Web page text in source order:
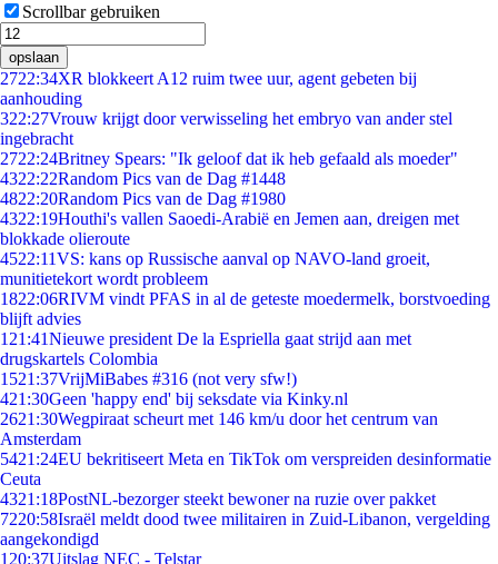
Scrollbar gebruiken
opslaan
2722:34XR blokkeert A12 ruim twee uur, agent gebeten bij
aanhouding
322:27Vrouw krijgt door verwisseling het embryo van ander stel
ingebracht
2722:24Britney Spears: "Ik geloof dat ik heb gefaald als moeder"
4322:22Random Pics van de Dag #1448
4822:20Random Pics van de Dag #1980
4322:19Houthi's vallen Saoedi-Arabië en Jemen aan, dreigen met
blokkade olieroute
4522:11VS: kans op Russische aanval op NAVO-land groeit,
munitietekort wordt probleem
1822:06RIVM vindt PFAS in al de geteste moedermelk, borstvoeding
blijft advies
1 21:41Nieuwe president De la Espriella gaat strijd aan met
drugskartels Colombia
1521:37VrijMiBabes #316 (not very sfw!)
421:30Geen 'happy end' bij seksdate via Kinky.nl
2621:30Wegpiraat scheurt met 146 km/u door het centrum van
Amsterdam
5421:24EU bekritiseert Meta en TikTok om verspreiden desinformatie
Ceuta
4321:18PostNL-bezorger steekt bewoner na ruzie over pakket
7220:58Israël meldt dood twee militairen in Zuid-Libanon, vergelding
aangekondigd
1 20:37Uitslag NEC - Telstar